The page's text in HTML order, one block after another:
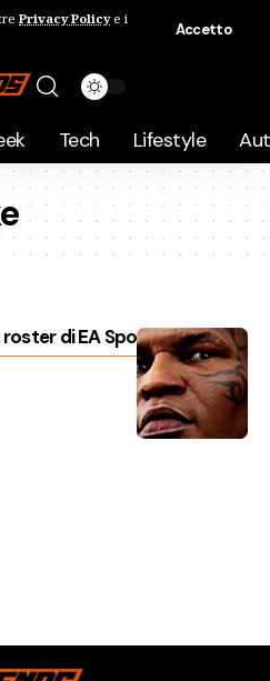
Privacy Policye i
Accetto
Tech Lifestyle
di EA Sports UFC 2